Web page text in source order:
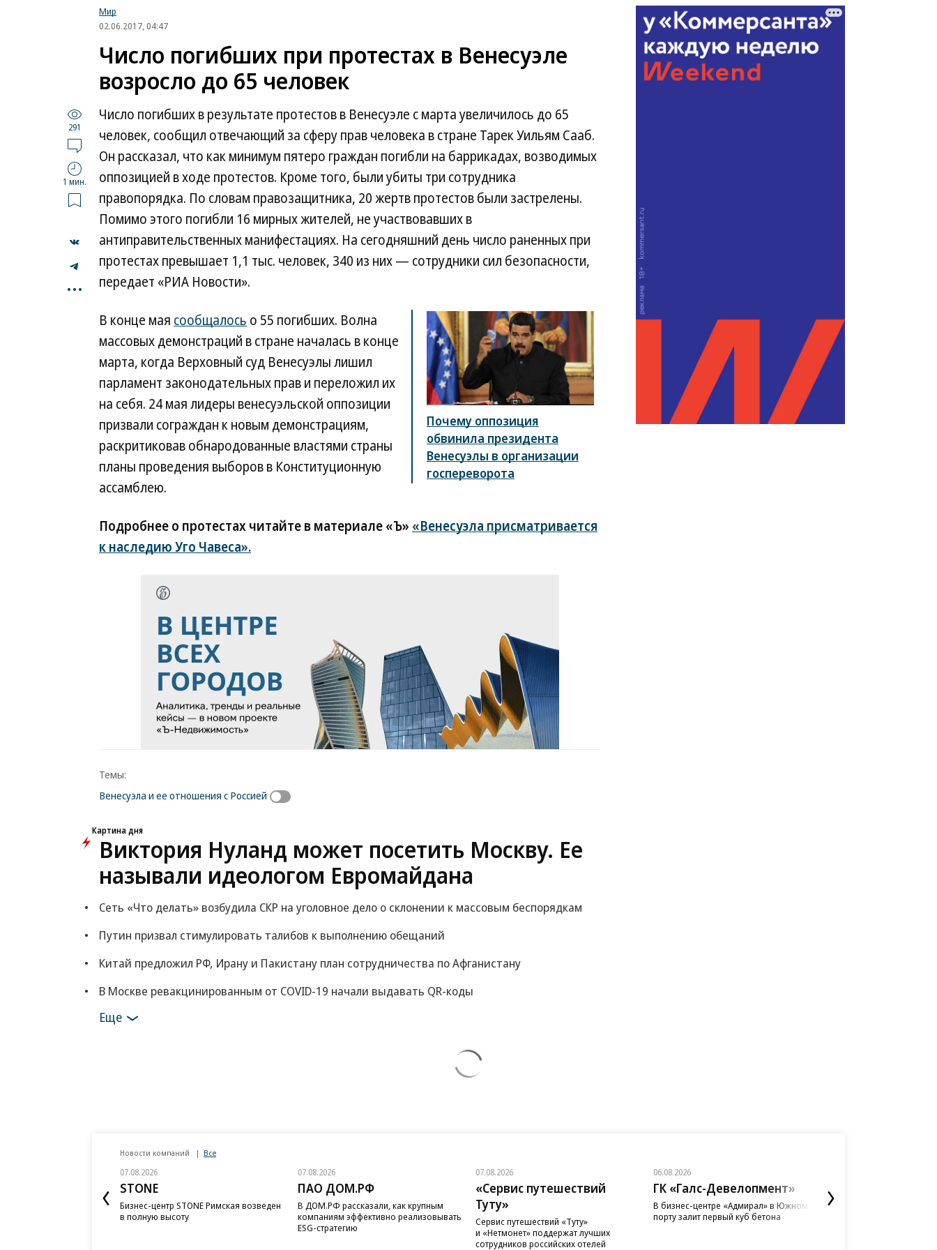
Мир
02.06.2017, 04:47
Число погибших при протестах в Венесуэле
возросло до 65 человек
291
1 мин.
...
Число погибших в результате протестов в Венесуэле с марта увеличилось до 65
человек, сообщил отвечающий за сферу прав человека в стране Тарек Уильям Сааб.
Он рассказал, что как минимум пятеро граждан погибли на баррикадах, возводимых
оппозицией в ходе протестов. Кроме того, были убиты три сотрудника
правопорядка. По словам правозащитника, 20 жертв протестов были застрелены.
Помимо этого погибли 16 мирных жителей, не участвовавших в
антиправительственных манифестациях. На сегодняшний день число раненных при
протестах превышает 1,1 тыс. человек, 340 из них — сотрудники сил безопасности,
передает «РИА Новости».
Почему оппозиция
обвинила президента
Венесуэлы в организации
госпереворота
В конце мая сообщалось о 55 погибших. Волна
массовых демонстраций в стране началась в конце
марта, когда Верховный суд Венесуэлы лишил
парламент законодательных прав и переложил их
на себя. 24 мая лидеры венесуэльской оппозиции
призвали сограждан к новым демонстрациям,
раскритиковав обнародованные властями страны
планы проведения выборов в Конституционную
ассамблею.
Подробнее о протестах читайте в материале «Ъ» «Венесуэла присматривается
к наследию Уго Чавеса».
Темы:
Венесуэла и ее отношения с Россией
Новости партнеров
ВСУ точно получат
десятки тысяч новых
Путин озвучил
итоговый план СВО
неожиданно
возвращении Крыма
Заставим раскаяться:
союзник России дал
Виктория Нуланд может посетить Москву. Ее
называли идеологом Евромайдана
Сеть «Что делать» возбудила СКР на уголовное дело о склонении к массовым беспорядкам
Еще